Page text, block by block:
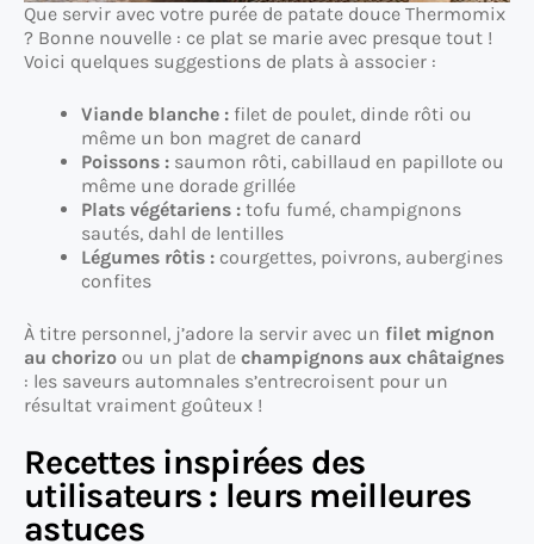
Que servir avec votre purée de patate douce Thermomix
? Bonne nouvelle : ce plat se marie avec presque tout !
Voici quelques suggestions de plats à associer :
Viande blanche : filet de poulet, dinde rôti ou
même un bon magret de canard
Poissons : saumon rôti, cabillaud en papillote ou
même une dorade grillée
Plats végétariens : tofu fumé, champignons
sautés, dahl de lentilles
Légumes rôtis : courgettes, poivrons, aubergines
confites
À titre personnel, j’adore la servir avec un filet mignon
au chorizo ou un plat de champignons aux châtaignes
: les saveurs automnales s’entrecroisent pour un
résultat vraiment goûteux !
Recettes inspirées des
utilisateurs : leurs meilleures
astuces